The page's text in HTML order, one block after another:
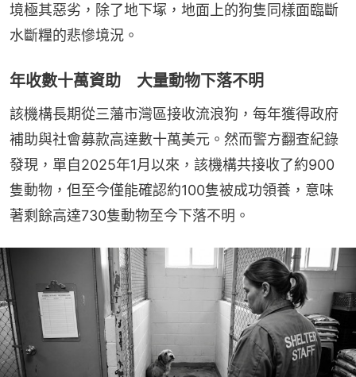
境極其惡劣，除了地下塚，地面上的狗隻同樣面臨斷
水斷糧的悲慘境況。
年收數十萬資助 大量動物下落不明
該機構長期從三藩市灣區接收流浪狗，每年獲得政府
補助與社會募款高達數十萬美元。然而警方翻查紀錄
發現，單自2025年1月以來，該機構共接收了約900
隻動物，但至今僅能確認約100隻被成功領養，意味
著剩餘高達730隻動物至今下落不明。